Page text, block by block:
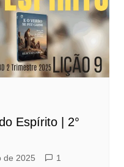
Espírito | 2°
de 2025 1